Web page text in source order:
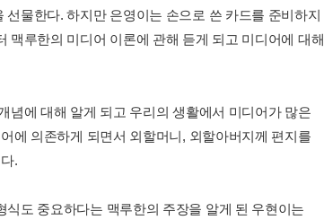
물한다. 하지만 은영이는 손으로 쓴 카드를 준비하지
맥루한의 미디어 이론에 관해 듣게 되고 미디어에 대해
념에 대해 알게 되고 우리의 생활에서 미디어가 많은
에 의존하게 되면서 외할머니, 외할아버지께 편지를
.
도 중요하다는 맥루한의 주장을 알게 된 우현이는